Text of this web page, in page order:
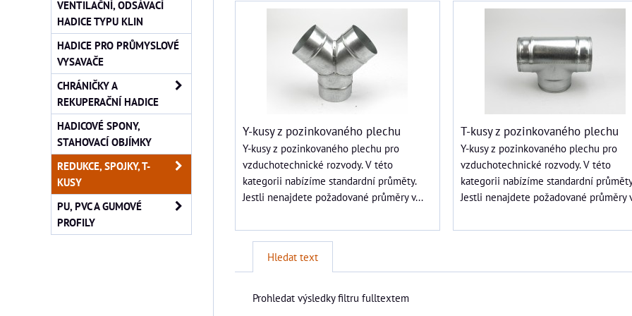
Y-kusy z pozinkovaného plechu
Y-kusy z pozinkovaného plechu pro
vzduchotechnické rozvody. V této
kategorii nabízíme standardní průměty.
Jestli nenajdete požadované průměry v...
T-kusy z pozinkovaného plechu
Y-kusy z pozinkovaného plechu pro
vzduchotechnické rozvody. V této
kategorii nabízíme standardní
Jestli nenajdete požadované průměry
Hledat text
Prohledat výsledky filtru fulltextem
VENTILAČNÍ, ODSÁVACÍ
HADICE TYPU KLIN
HADICE PRO PRŮMYSLOVÉ
VYSAVAČE
CHRÁNIČKY A
REKUPERAČNÍ HADICE
HADICOVÉ SPONY,
STAHOVACÍ OBJÍMKY
REDUKCE, SPOJKY, T-
KUSY
PU, PVC A GUMOVÉ
PROFILY